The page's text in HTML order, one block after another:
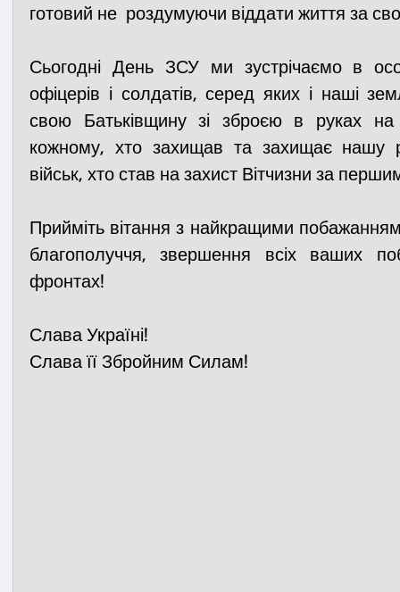
готовий не  роздумуючи віддати життя за
Сьогодні День ЗСУ ми зустрічаємо в
офіцерів і солдатів, серед яких і наші
свою Батьківщину зі зброєю в руках на
кожному, хто захищав та захищає нашу
військ, хто став на захист Вітчизни за
Прийміть вітання з найкращими
благополуччя, звершення всіх ваших
фронтах!
Слава Україні!
Слава її Збройним Силам!